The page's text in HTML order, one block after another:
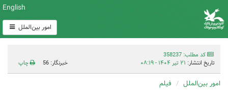
English
امور بین‌الملل
کد مطلب: 358237
تاریخ انتشار: ۲۱ تیر ۱۴۰۴ - ۰۸:۱۹ خبرنگار: 56 چاپ
امور بین‌الملل فیلم